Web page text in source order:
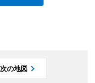
次の地図